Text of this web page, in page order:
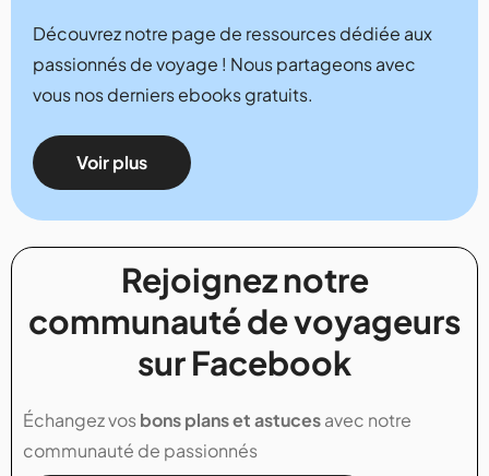
Découvrez notre page de ressources dédiée aux
passionnés de voyage ! Nous partageons avec
vous nos derniers ebooks gratuits.
Voir plus
Rejoignez notre
communauté de voyageurs
sur Facebook
Échangez vosbons plans et astucesavec notre
communauté de passionnés